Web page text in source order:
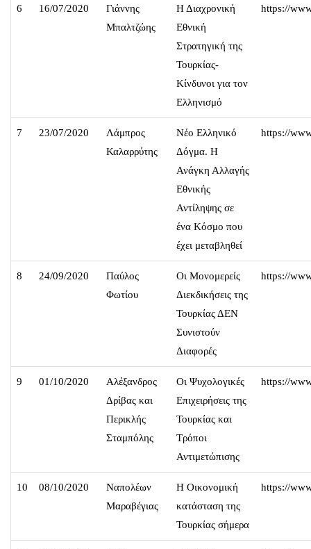
6 16/07/2020
Γιάννης
Μπαλτζώης
Η Διαχρονική
Εθνική
Στρατηγική της
Τουρκίας-
Κίνδυνοι για τον
Ελληνισμό
https://
7 23/07/2020
Λάμπρος
Καλαρρύτης
Νέο Ελληνικό
Δόγμα. Η
Ανάγκη Αλλαγής
Εθνικής
Αντίληψης σε
ένα Κόσμο που
έχει μεταβληθεί
https://
8 24/09/2020
Παύλος
Φωτίου
Οι Μονομερείς
Διεκδικήσεις της
Τουρκίας ΔΕΝ
Συνιστούν
Διαφορές
https://
9 01/10/2020
Αλέξανδρος
Δρίβας και
Περικλής
Σταμπόλης
Οι Ψυχολογικές
Επιχειρήσεις της
Τουρκίας και
Τρόποι
Αντιμετώπισης
https://
10 08/10/2020
Ναπολέων
Μαραβέγιας
Η Οικονομική
κατάσταση της
Τουρκίας σήμερα
https://